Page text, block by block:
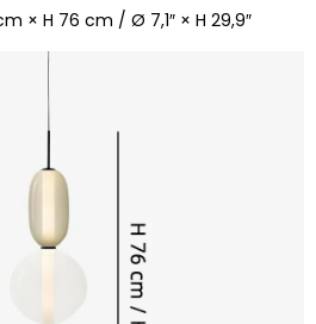
× H 76 cm / Ø 7,1″ × H 29,9″